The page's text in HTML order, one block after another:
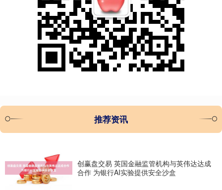
推荐资讯
创赢盘交易 英国金融监管机构与英伟达达成
合作 为银行AI实验提供安全沙盒